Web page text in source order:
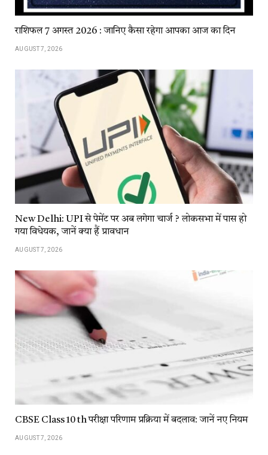
राशिफल 7 अगस्त 2026 : जानिए कैसा रहेगा आपका आज का दिन
AUGUST 7, 2026
New Delhi: UPI से पेमेंट पर अब लगेगा चार्ज ? लोकसभा में पास हो
गया विधेयक, जानें क्या हैं प्रावधान
AUGUST 7, 2026
CBSE Class 10 th परीक्षा परिणाम प्रक्रिया में बदलाव: जानें नए नियम
AUGUST 7, 2026